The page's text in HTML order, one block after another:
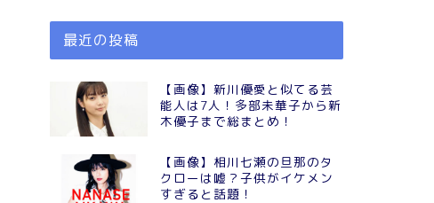
最近の投稿
【画像】新川優愛と似てる芸
能人は7人！多部未華子から新
木優子まで総まとめ！
【画像】相川七瀬の旦那のタ
クローは嘘？子供がイケメン
すぎると話題！